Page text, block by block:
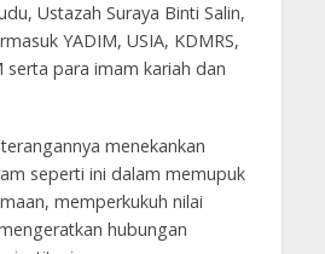
Ustazah Suraya Binti Salin,
YADIM, USIA, KDMRS,
serta para imam kariah dan
menekankan
seperti ini dalam memupuk
memperkukuh nilai
hubungan